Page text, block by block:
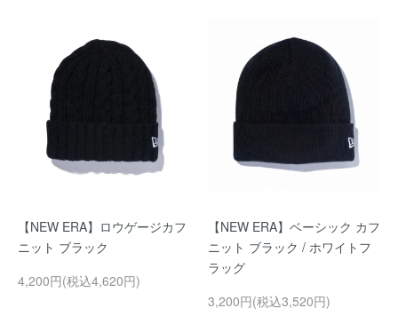
【NEW ERA】ロウゲージカフ
ニット ブラック
4,200円(税込4,620円)
【NEW ERA】ベーシック カフ
ニット ブラック / ホワイトフ
ラッグ
3,200円(税込3,520円)